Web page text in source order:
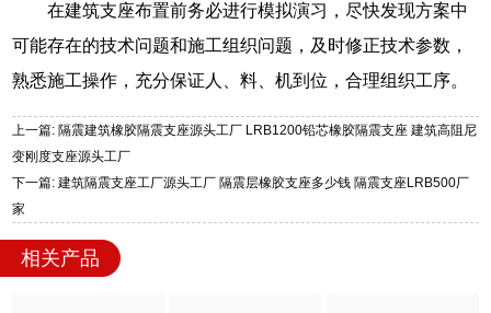
在建筑支座布置前务必进行模拟演习，尽快发现方案中
可能存在的技术问题和施工组织问题，及时修正技术参数，
熟悉施工操作，充分保证人、料、机到位，合理组织工序。
上一篇: 隔震建筑橡胶隔震支座源头工厂 LRB1200铅芯橡胶隔震支座 建筑高阻尼
变刚度支座源头工厂
下一篇: 建筑隔震支座工厂源头工厂 隔震层橡胶支座多少钱 隔震支座LRB500厂
家
相关产品